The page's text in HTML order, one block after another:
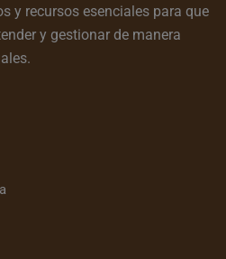
y recursos esenciales para que
y gestionar de manera